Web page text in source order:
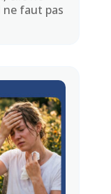
ne faut pas